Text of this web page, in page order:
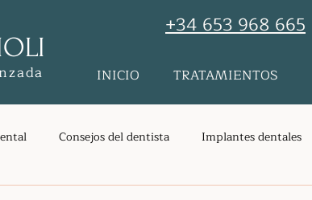
+34 653 968 665
INICIO TRATAMIENTOS
Consejos del dentista Implantes dentales